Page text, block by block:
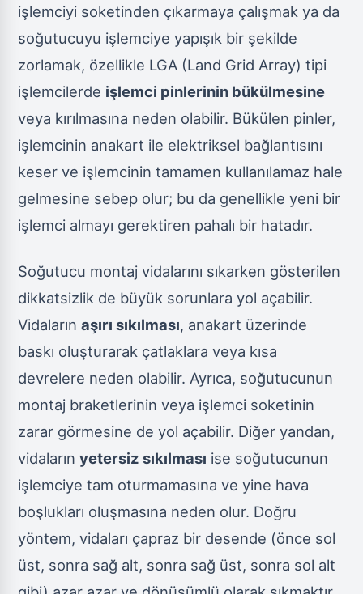
işlemciyi soketinden çıkarmaya çalışmak ya da
soğutucuyu işlemciye yapışık bir şekilde
zorlamak, özellikle LGA (Land Grid Array) tipi
işlemcilerde işlemci pinlerinin bükülmesine
veya kırılmasına neden olabilir. Bükülen pinler,
işlemcinin anakart ile elektriksel bağlantısını
keser ve işlemcinin tamamen kullanılamaz hale
gelmesine sebep olur; bu da genellikle yeni bir
işlemci almayı gerektiren pahalı bir hatadır.
Soğutucu montaj vidalarını sıkarken gösterilen
dikkatsizlik de büyük sorunlara yol açabilir.
Vidalarınaşırı sıkılması, anakart üzerinde
baskı oluşturarak çatlaklara veya kısa
devrelere neden olabilir. Ayrıca, soğutucunun
montaj braketlerinin veya işlemci soketinin
zarar görmesine de yol açabilir. Diğer yandan,
vidalarınyetersiz sıkılması ise soğutucunun
işlemciye tam oturmamasına ve yine hava
boşlukları oluşmasına neden olur. Doğru
yöntem, vidaları çapraz bir desende (önce sol
üst, sonra sağ alt, sonra sağ üst, sonra sol alt